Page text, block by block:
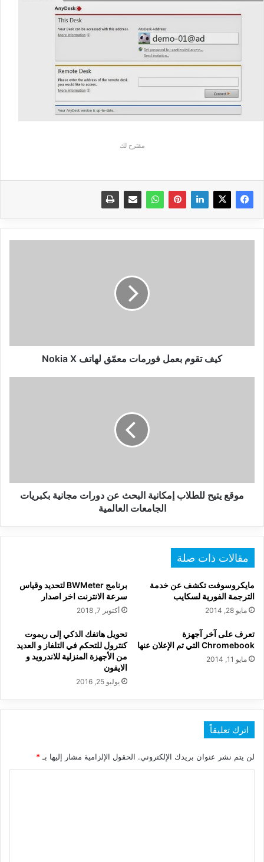
مقترح لك
كيف تقوم بعمل فورمات معمّق لهاتف Nokia X
بكبريات
الجامعات
موقع يتيح للطلاب إمكانية البحث عن دورات مجانية بكبريات
الجامعات العالمية
مقالات ذات صلة
مايكروسوفت تكشف عن خدمة
الترجمة الفورية لسكايب
مايو 28, 2014
برنامج BWMeter لتحديد وقياس
سرعة الانترنت اخر اصدار
أكتوبر 7, 2018
تعرف على آخر آجهزة
Chromebook التي تم الإعلان عنها
مايو 11, 2014
تحويل هاتفك الذكي إلى ريموت
كنترول للتحكم في التلفاز و العديد
من الأجهزة المنزلية للاندرويد و
الايفون
يوليو 25, 2016
اترك تعليقاً
لن يتم نشر عنوان بريدك الإلكتروني. الحقول الإلزامية مشار إليها بـ *